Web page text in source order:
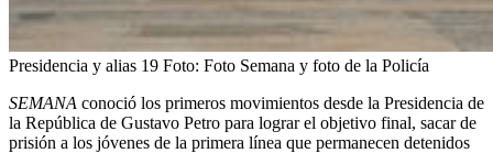
Presidencia y alias 19 Foto: Foto Semana y foto de la Policía
SEMANA conoció los primeros movimientos desde la Presidencia de
la República de Gustavo Petro para lograr el objetivo final, sacar de
prisión a los jóvenes de la primera línea que permanecen detenidos